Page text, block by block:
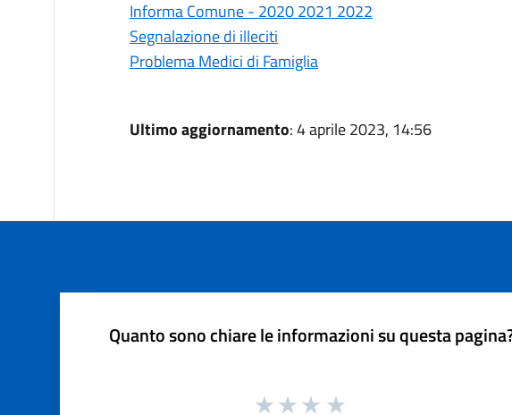
Informa Comune - 2020 2021 2022
Segnalazione di illeciti
Problema Medici di Famiglia
Ultimo aggiornamento: 4 aprile 2023, 14:56
Quanto sono chiare le informazioni su questa